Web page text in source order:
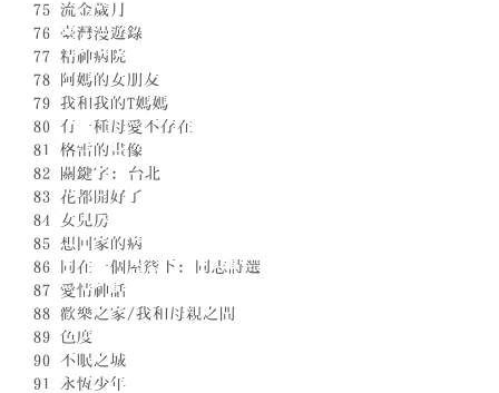
75 流金歲月
76 臺灣漫遊錄
77 精神病院
78 阿媽的女朋友
79 我和我的T媽媽
80 有一種母愛不存在
81 格雷的畫像
82 關鍵字: 台北
83 花都開好了
84 女兒房
85 想回家的病
86 同在一個屋簷下: 同志詩選
87 愛情神話
88 歡樂之家/我和母親之間
89 色度
90 不眠之城
91 永恆少年